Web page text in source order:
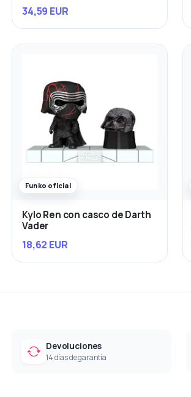
34,59 EUR
Funko oficial
Kylo Ren con casco de Darth
Vader
18,62 EUR
Devoluciones
14 días de garantía